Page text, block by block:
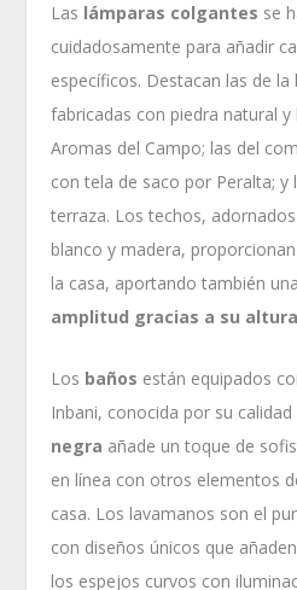
Las lámparas colgantes se
cuidadosamente para añadir
específicos. Destacan las de la
fabricadas con piedra natural
Aromas del Campo; las del
con tela de saco por Peralta; y
terraza. Los techos,
blanco y madera,
la casa, aportando también una
amplitud gracias a su
Los baños están equipados
Inbani, conocida por su
negra añade un toque de
en línea con otros elementos
casa. Los lavamanos son el
con diseños únicos que
los espejos curvos con